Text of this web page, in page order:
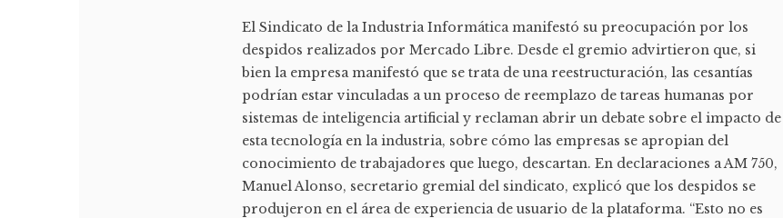
El Sindicato de la Industria Informática manifestó su preocupación por los
despidos realizados por Mercado Libre. Desde el gremio advirtieron que, si
bien la empresa manifestó que se trata de una reestructuración, las cesantías
podrían estar vinculadas a un proceso de reemplazo de tareas humanas por
sistemas de inteligencia artificial y reclaman abrir un debate sobre el impacto de
esta tecnología en la industria, sobre cómo las empresas se apropian del
conocimiento de trabajadores que luego, descartan. En declaraciones a AM 750,
Manuel Alonso, secretario gremial del sindicato, explicó que los despidos se
produjeron en el área de experiencia de usuario de la plataforma. “Esto no es